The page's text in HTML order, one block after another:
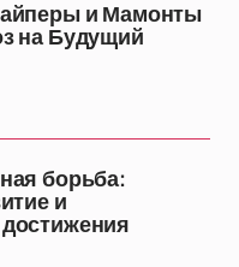
и Мамонты
на Будущий
борьба:
и